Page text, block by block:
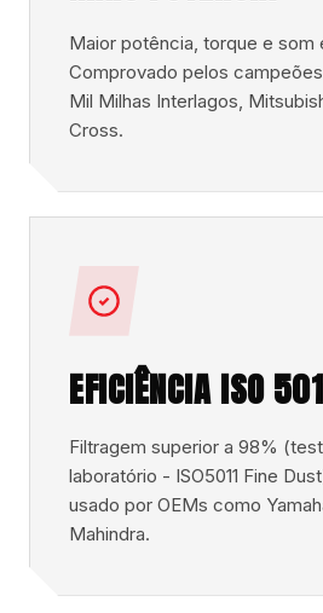
Maior potência, torque e som
Comprovado pelos
Mil Milhas Interlagos,
Cross.
EFICIÊNCIA ISO
Filtragem superior a 98%
laboratório - ISO5011 Fine
usado por OEMs como
Mahindra.